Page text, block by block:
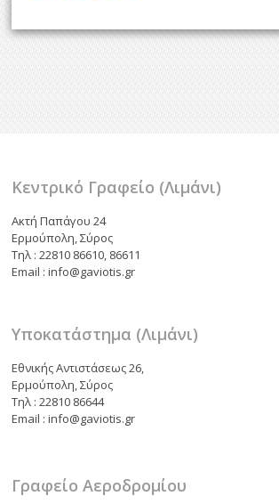
e ittρ
ε
Κεντρικό Γραφείο (Λιμάνι)
Ακτή Παπάγου 24
Ερμούπολη, Σύρος
Τηλ : 22810 86610, 86611
Email : info@gaviotis.gr
Υποκατάστημα (Λιμάνι)
Εθνικής Αντιστάσεως 26,
Ερμούπολη, Σύρος
Τηλ : 22810 86644
Email : info@gaviotis.gr
Γραφείο Αεροδρομίου